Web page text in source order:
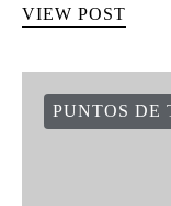
VIEW POST
PUNTOS DE